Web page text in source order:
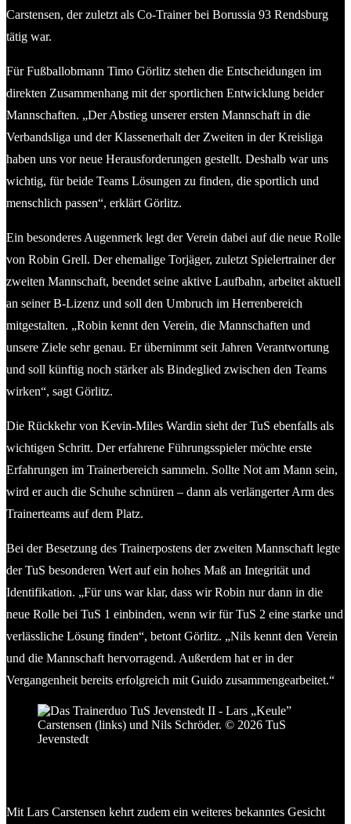
Carstensen, der zuletzt als Co-Trainer bei Borussia 93 Rendsburg
tätig war.
Für Fußballobmann Timo Görlitz stehen die Entscheidungen im
direkten Zusammenhang mit der sportlichen Entwicklung beider
Mannschaften. „Der Abstieg unserer ersten Mannschaft in die
Verbandsliga und der Klassenerhalt der Zweiten in der Kreisliga
haben uns vor neue Herausforderungen gestellt. Deshalb war uns
wichtig, für beide Teams Lösungen zu finden, die sportlich und
menschlich passen“, erklärt Görlitz.
Ein besonderes Augenmerk legt der Verein dabei auf die neue Rolle
von Robin Grell. Der ehemalige Torjäger, zuletzt Spielertrainer der
zweiten Mannschaft, beendet seine aktive Laufbahn, arbeitet aktuell
an seiner B-Lizenz und soll den Umbruch im Herrenbereich
mitgestalten. „Robin kennt den Verein, die Mannschaften und
unsere Ziele sehr genau. Er übernimmt seit Jahren Verantwortung
und soll künftig noch stärker als Bindeglied zwischen den Teams
wirken“, sagt Görlitz.
Die Rückkehr von Kevin-Miles Wardin sieht der TuS ebenfalls als
wichtigen Schritt. Der erfahrene Führungsspieler möchte erste
Erfahrungen im Trainerbereich sammeln. Sollte Not am Mann sein,
wird er auch die Schuhe schnüren – dann als verlängerter Arm des
Trainerteams auf dem Platz.
Bei der Besetzung des Trainerpostens der zweiten Mannschaft legte
der TuS besonderen Wert auf ein hohes Maß an Integrität und
Identifikation. „Für uns war klar, dass wir Robin nur dann in die
neue Rolle bei TuS 1 einbinden, wenn wir für TuS 2 eine starke und
verlässliche Lösung finden“, betont Görlitz. „Nils kennt den Verein
und die Mannschaft hervorragend. Außerdem hat er in der
Vergangenheit bereits erfolgreich mit Guido zusammengearbeitet.“
Mit Lars Carstensen kehrt zudem ein weiteres bekanntes Gesicht